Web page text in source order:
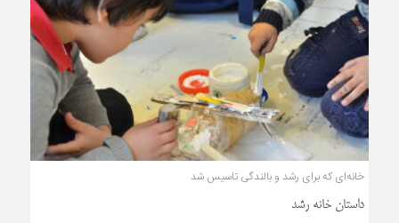
خانه‌ای که برای رشد و بالندگی تاسیس شد
داستان خانه رشد